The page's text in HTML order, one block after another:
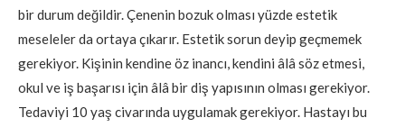
bir durum değildir. Çenenin bozuk olması yüzde estetik
meseleler da ortaya çıkarır. Estetik sorun deyip geçmemek
gerekiyor. Kişinin kendine öz inancı, kendini âlâ söz etmesi,
okul ve iş başarısı için âlâ bir diş yapısının olması gerekiyor.
Tedaviyi 10 yaş civarında uygulamak gerekiyor. Hastayı bu